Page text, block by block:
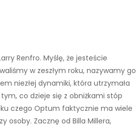
Renfro. Myślę, że jesteście
w zeszłym roku, nazywamy go
niezłej dynamiki, która utrzymała
co dzieje się z obniżkami stóp
czego Optum faktycznie ma wiele
osoby. Zacznę od Billa Millera,